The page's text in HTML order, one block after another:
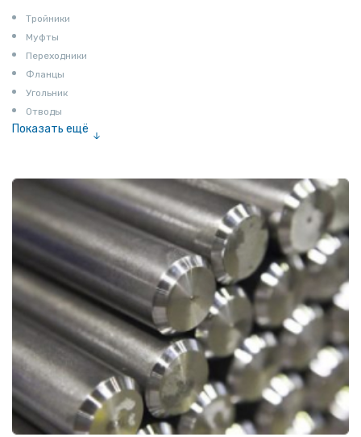
Тройники
Муфты
Переходники
Фланцы
Угольник
Отводы
Показать ещё
Соединение «американка»
Штуцеры
Сгоны
Удлинители для труб
Крестовины
Контргайки